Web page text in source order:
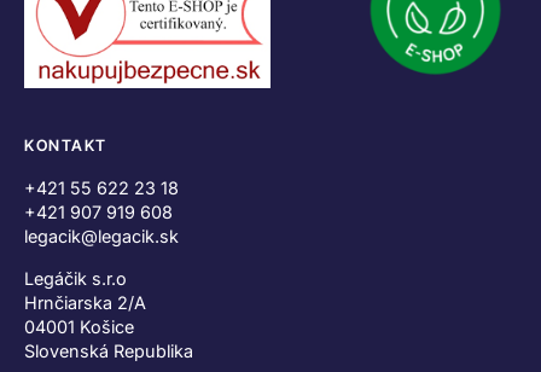
KONTAKT
+421 55 622 23 18
+421 907 919 608
legacik@legacik.sk
Legáčik s.r.o
Hrnčiarska 2/A
04001 Košice
Slovenská Republika